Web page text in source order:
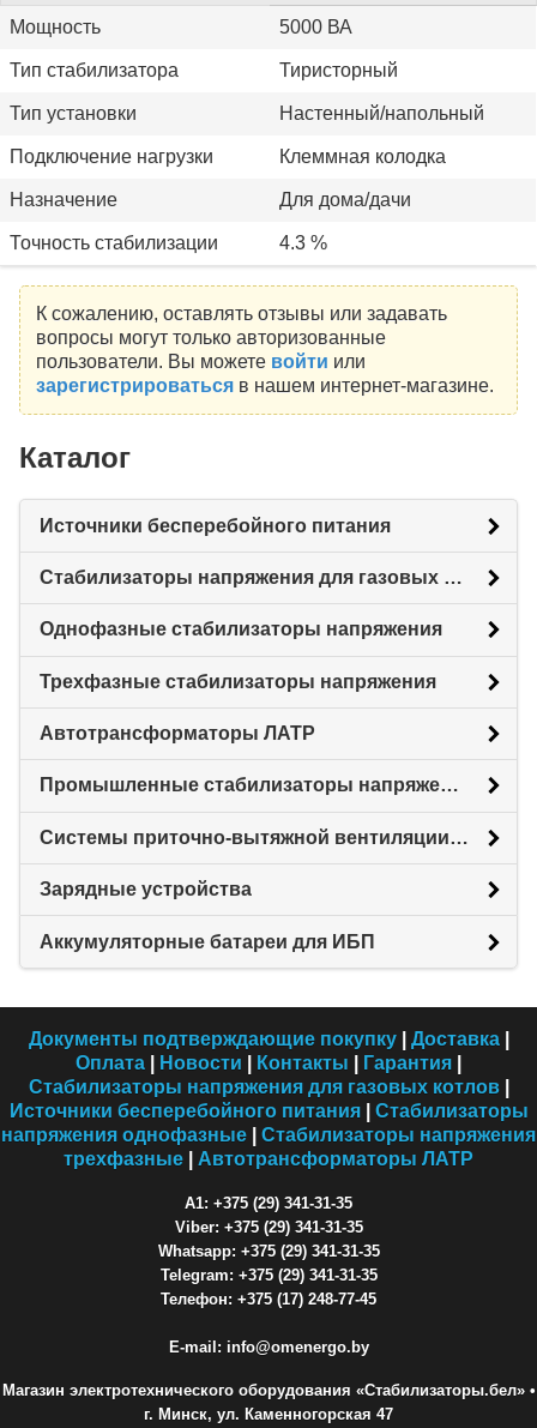
Мощность 5000 ВА
Тип стабилизатора Тиристорный
Тип установки Настенный/напольный
Подключение нагрузки Клеммная колодка
Назначение Для дома/дачи
Точность стабилизации 4.3 %
К сожалению, оставлять отзывы или задавать
вопросы могут только авторизованные
пользователи. Вы можете войти или
зарегистрироватьсяв нашем интернет-магазине.
Каталог
Источники бесперебойного питания
Стабилизаторы напряжения для газовых котлов
Однофазные стабилизаторы напряжения
Трехфазные стабилизаторы напряжения
Автотрансформаторы ЛАТР
Промышленные стабилизаторы напряжения
Системы приточно-вытяжной вентиляции с рекуперацией тепловой энергии (Рекуператоры)
Зарядные устройства
Аккумуляторные батареи для ИБП
Документы подтверждающие покупку| Доставка|
Оплата
Новости Контакты Гарантия
Стабилизаторы напряжения для газовых котлов|
Источники бесперебойного питания| Стабилизаторы
напряжения однофазные
Стабилизаторы напряжения
трехфазные
Автотрансформаторы ЛАТР
A1: +375 (29) 341-31-35
Viber: +375 (29) 341-31-35
Whatsapp: +375 (29) 341-31-35
Telegram: +375 (29) 341-31-35
Телефон: +375 (17) 248-77-45
E-mail: info@omenergo.by
Магазин электротехнического оборудования «Стабилизаторы.бел»•
г. Минск, ул. Каменногорская 47